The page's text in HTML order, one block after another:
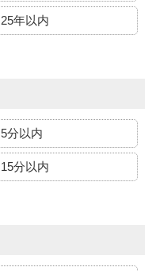
25年以内
5分以内
15分以内